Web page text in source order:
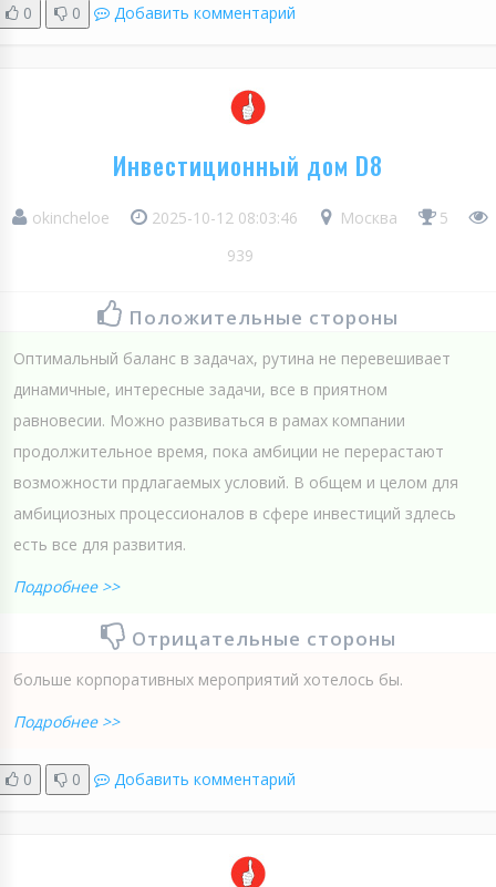
0 0 Добавить комментарий
Инвестиционный дом D8
okincheloe 2025-10-12 08:03:46 Москва
5
939
Положительные стороны
Оптимальный баланс в задачах, рутина не перевешивает
динамичные, интересные задачи, все в приятном
равновесии. Можно развиваться в рамах компании
продолжительное время, пока амбиции не перерастают
возможности прдлагаемых условий. В общем и целом для
амбициозных процессионалов в сфере инвестиций здлесь
есть все для развития.
Подробнее >>
Отрицательные стороны
больше корпоративных мероприятий хотелось бы.
Подробнее >>
0 0 Добавить комментарий